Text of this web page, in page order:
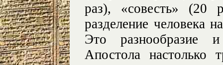
раз), «совесть» (20
разделение человека
Это разнообразие и
Апостола настолько